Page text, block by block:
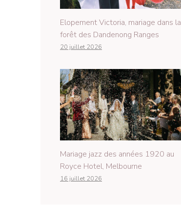
Elopement Victoria, mariage dans la
forêt des Dandenong Ranges
20 juillet 2026
Mariage jazz des années 1920 au
Royce Hotel, Melbourne
16 juillet 2026